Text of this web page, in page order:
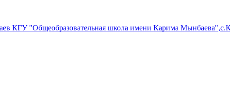
КГУ "Общеобразовательная школа имени Карима